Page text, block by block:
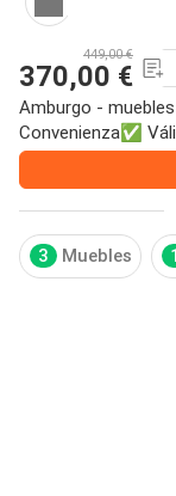
449,00 €
370,00 €
Amburgo -
Convenienza✅
3 Muebles